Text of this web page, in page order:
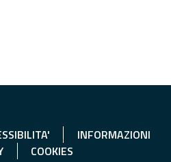
INFORMAZIONI
COOKIES